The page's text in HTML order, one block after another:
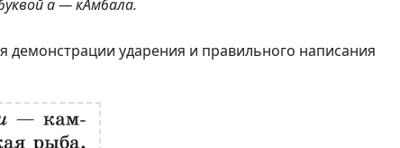
а — кАмбала.
демонстрации ударения и правильного написания